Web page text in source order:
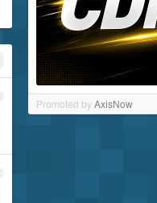
Promoted byAxisNow